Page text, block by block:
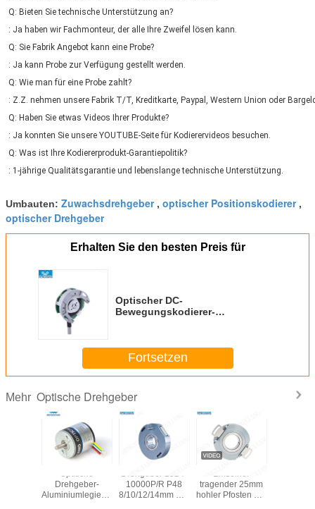
Q: Bieten Sie technische Unterstützung an?
: Ja haben wir Fachmonteur, der alle Ihre Zweifel lösen kann.
Q: Sie Fabrik Angebot kann eine Probe?
: Ja kann Probe zur Verfügung gestellt werden.
Q: Wie man für eine Probe zahlt?
: Z.Z. nehmen unsere Fabrik T/T, Kreditkarte, Paypal, Western Union oder
Q: Haben Sie etwas Videos Ihrer Produkte?
: Ja konnten Sie unsere YOUTUBE-Seite für Kodierervideos besuchen.
Q: Was ist Ihre Kodiererprodukt-Garantiepolitik?
: 1-jährige Qualitätsgarantie und lebenslange technische Unterstützung.
Umbauten: Zuwachsdrehgeber, optischer Positionskodierer,
optischer Drehgeber
Erhalten Sie den besten Preis für
Optischer DC-
Bewegungskodierer-
Leitungstreiber Output 1024ppr
TTLFortsetzen
Mehr Optische Drehgeber
Wellen-
zusätzlicher
optischer
K77 IP65
Hochauflösender
kundenspezifischer
35mm DC-
Servoschrittmotor-
Höhlen-Wellen-